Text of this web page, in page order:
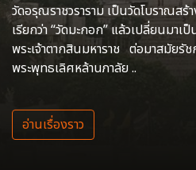
วัดอรุณราชวราราม เป็นวัดโบราณส
เรียกว่า “วัดมะกอก” แล้วเปลี่ยนมาเ
พระเจ้าตากสินมหาราช ต่อมาสมัยรั
พระพุทธเลิศหล้านภาลัย ..
อ่านเรื่องราว